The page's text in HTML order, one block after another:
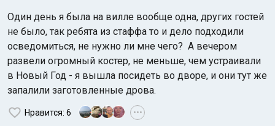
Один день я была на вилле вообще одна, других гостей
не было, так ребята из стаффа то и дело подходили
осведомиться, не нужно ли мне чего? А вечером
развели огромный костер, не меньше, чем устраивали
в Новый Год - я вышла посидеть во дворе, и они тут же
запалили заготовленные дрова.
Нравится: 6 •••